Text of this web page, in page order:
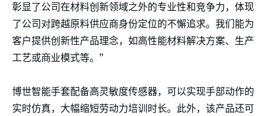
彰显了公司在材料创新领域之外的专业性和竞争力，体现
了公司对跨越原料供应商身份定位的不懈追求。我们能为
客户提供创新性产品理念，如高性能材料解决方案、生产
工艺或商业模式等。”
博世智能手套配备高灵敏度传感器，可以实现手部动作的
实时仿真，大幅缩短劳动力培训时长。此外，该产品还可